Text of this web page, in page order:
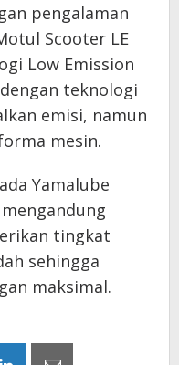
pengalaman
Scooter LE
Low Emission
teknologi
emisi, namun
mesin.
Yamalube
tingkat
sehingga
maksimal.